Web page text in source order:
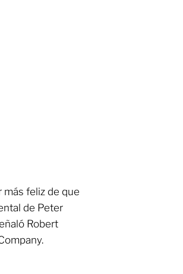
más feliz de que
de Peter
Robert